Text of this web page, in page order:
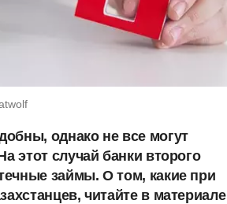
однако не все могут
этот случай банки второго
займы. О том, какие при
читайте в материале